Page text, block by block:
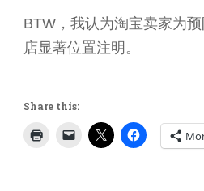
BTW，我认为淘宝卖家为
店显著位置注明。
Share this: